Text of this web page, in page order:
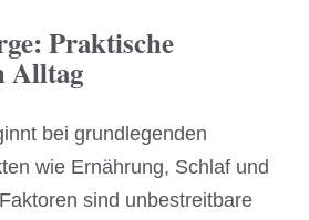
Praktische
Alltag
bei grundlegenden
wie Ernährung, Schlaf und
sind unbestreitbare